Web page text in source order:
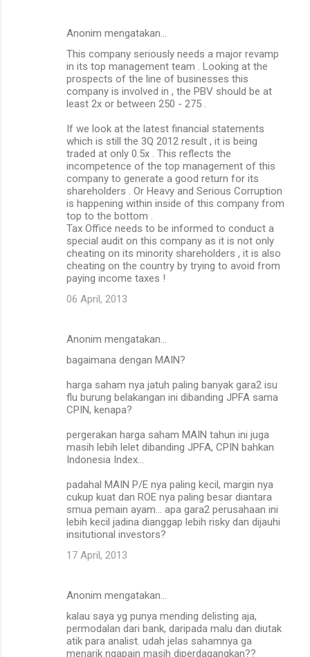
Anonim mengatakan…
This company seriously needs a major revamp
in its top management team . Looking at the
prospects of the line of businesses this
company is involved in , the PBV should be at
least 2x or between 250 - 275 .
If we look at the latest financial statements
which is still the 3Q 2012 result , it is being
traded at only 0.5x . This reflects the
incompetence of the top management of this
company to generate a good return for its
shareholders . Or Heavy and Serious Corruption
is happening within inside of this company from
top to the bottom .
Tax Office needs to be informed to conduct a
special audit on this company as it is not only
cheating on its minority shareholders , it is also
cheating on the country by trying to avoid from
paying income taxes !
06 April, 2013
Anonim mengatakan…
bagaimana dengan MAIN?
harga saham nya jatuh paling banyak gara2 isu
flu burung belakangan ini dibanding JPFA sama
CPIN, kenapa?
pergerakan harga saham MAIN tahun ini juga
masih lebih lelet dibanding JPFA, CPIN bahkan
Indonesia Index...
padahal MAIN P/E nya paling kecil, margin nya
cukup kuat dan ROE nya paling besar diantara
smua pemain ayam... apa gara2 perusahaan ini
lebih kecil jadina dianggap lebih risky dan dijauhi
insitutional investors?
17 April, 2013
Anonim mengatakan…
kalau saya yg punya mending delisting aja,
permodalan dari bank, daripada malu dan diutak
atik para analist. udah jelas sahamnya ga
menarik ngapain masih diperdagangkan??